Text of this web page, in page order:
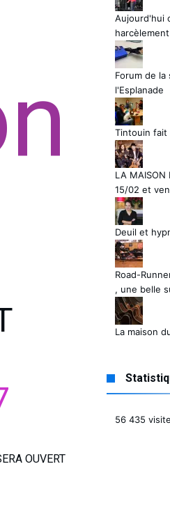
OUVERT
Aujourd'hui
harcèlement
Forum de
l'Esplanade
Tintouin fait
LA MAISON
15/02 et
Deuil et
Road-
, une belle
La maison
56 435